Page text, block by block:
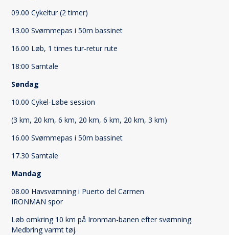
09.00 Cykeltur (2 timer)
13.00 Svømmepas i 50m bassinet
16.00 Løb, 1 times tur-retur rute
18:00 Samtale
Søndag
10.00 Cykel-Løbe session
(3 km, 20 km, 6 km, 20 km, 6 km, 20 km, 3 km)
16.00 Svømmepas i 50m bassinet
17.30 Samtale
Mandag
08.00 Havsvømning i Puerto del Carmen
IRONMAN spor
Løb omkring 10 km på Ironman-banen efter svømning.
Medbring varmt tøj.